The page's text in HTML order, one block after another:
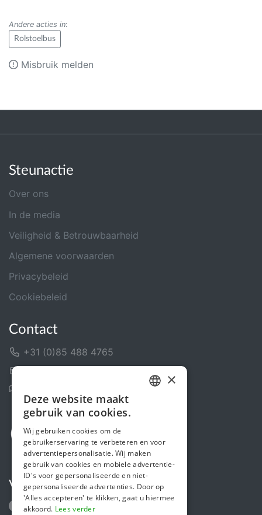
Andere acties in:
Rolstoelbus
Misbruik melden
Steunactie
Over ons
In de media
Veiligheid & Betrouwbaarheid
Algemene voorwaarden
Privacybeleid
Cookiebeleid
Contact
+31 (0)85 488 4765
Volg ons
ENGLISH
×
Deze website maakt
gebruik van cookies.
Wij gebruiken cookies om de
gebruikerservaring te verbeteren en voor
advertentiepersonalisatie. Wij maken
gebruik van cookies en mobiele advertentie-
ID's voor gepersonaliseerde en niet-
gepersonaliseerde advertenties. Door op
'Alles accepteren' te klikken, gaat u hiermee
akkoord. Lees verder